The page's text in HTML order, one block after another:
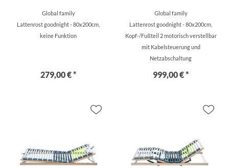
Global family
Lattenrost goodnight - 80x200cm,
keine Funktion
279,00 € *
Global family
Lattenrost goodnight - 80x200cm,
Kopf-/Fußteil 2 motorisch verstellbar
mit Kabelsteuerung und
Netzabschaltung
999,00 € *